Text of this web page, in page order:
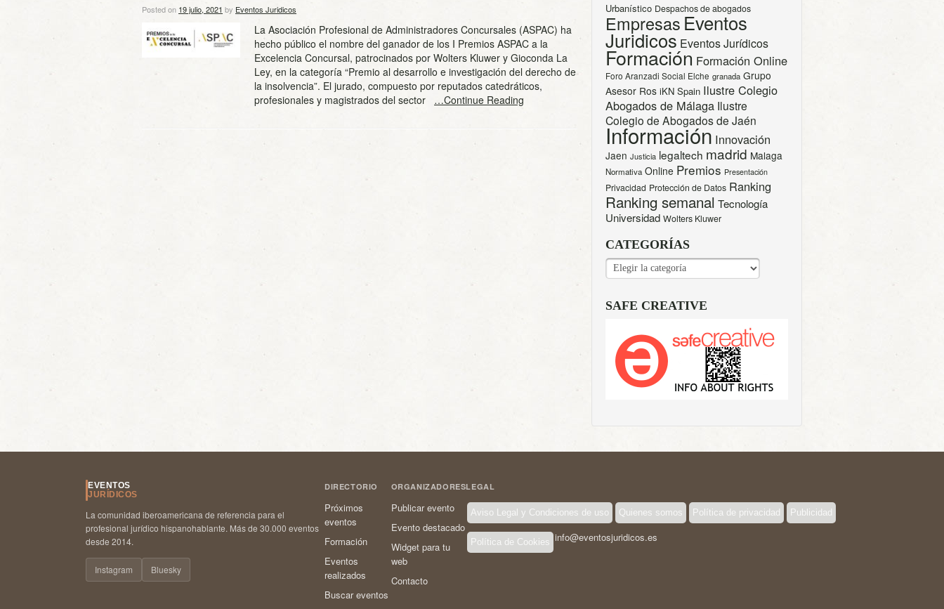
Posted on 19 julio, 2021 by Eventos Juridicos
La Asociación Profesional de Administradores Concursales (ASPAC) ha
hecho público el nombre del ganador de los I Premios ASPAC a la
Excelencia Concursal, patrocinados por Wolters Kluwer y Gioconda La
Ley, en la categoría “Premio al desarrollo e investigación del derecho de
la insolvencia”. El jurado, compuesto por reputados catedráticos,
profesionales y magistrados del sector …Continue Reading
Urbanístico Despachos de abogados
Empresas Eventos
Juridicos Eventos Jurídicos
Formación Formación Online
Foro Aranzadi Social Elche granada Grupo
Asesor Ros iKN Spain Ilustre Colegio
Abogados de Málaga Ilustre
Colegio de Abogados de Jaén
Información Innovación
Jaen Justicia legaltech madrid Malaga
Normativa Online Premios Presentación
Privacidad Protección de Datos Ranking
Ranking semanal Tecnología
Universidad Wolters Kluwer
CATEGORÍAS
CATEGORÍAS
SAFE CREATIVE
EVENTOS
JURÍDICOS
La comunidad iberoamericana de referencia para el
profesional jurídico hispanohablante. Más de 30.000 eventos
desde 2014.
Instagram Bluesky
DIRECTORIO
Próximos
eventos
Formación
Eventos
realizados
Buscar eventos
ORGANIZADORES
Publicar evento
Evento destacado
Widget para tu
web
Contacto
LEGAL
Aviso Legal y Condiciones de uso Quienes somos Política de privacidad Publicidad
Política de Cookies info@eventosjuridicos.es